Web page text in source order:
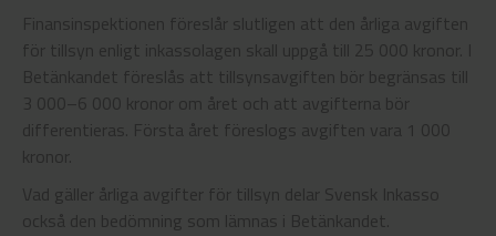
Finansinspektionen föreslår slutligen att den årliga avgiften
för tillsyn enligt inkassolagen skall uppgå till 25 000 kronor. I
Betänkandet föreslås att tillsynsavgiften bör begränsas till
3 000–6 000 kronor om året och att avgifterna bör
differentieras. Första året föreslogs avgiften vara 1 000
kronor.
Vad gäller årliga avgifter för tillsyn delar Svensk Inkasso
också den bedömning som lämnas i Betänkandet.